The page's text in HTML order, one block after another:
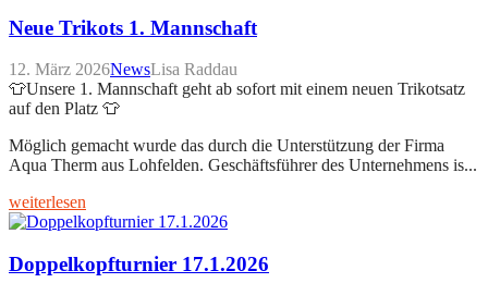
Neue Trikots 1. Mannschaft
12. März 2026NewsLisa Raddau
👕Unsere 1. Mannschaft geht ab sofort mit einem neuen Trikotsatz
auf den Platz 👕
Möglich gemacht wurde das durch die Unterstützung der Firma
Aqua Therm aus Lohfelden. Geschäftsführer des Unternehmens is...
weiterlesen
Doppelkopfturnier 17.1.2026